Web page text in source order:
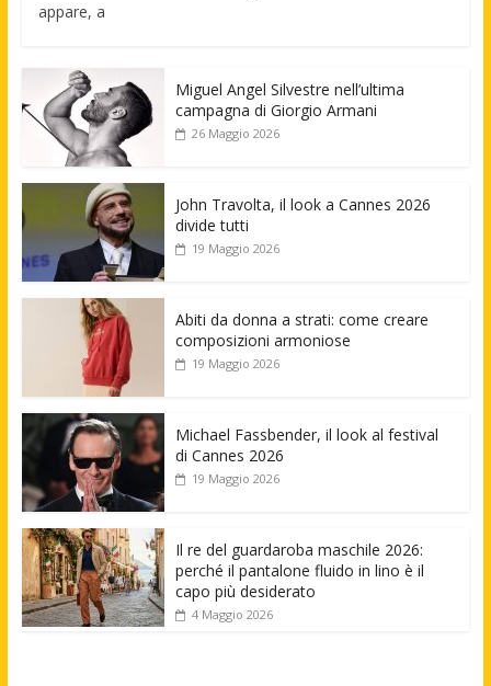
appare, a
Miguel Angel Silvestre nell’ultima
campagna di Giorgio Armani
26 Maggio 2026
John Travolta, il look a Cannes 2026
divide tutti
19 Maggio 2026
Abiti da donna a strati: come creare
composizioni armoniose
19 Maggio 2026
Michael Fassbender, il look al festival
di Cannes 2026
19 Maggio 2026
Il re del guardaroba maschile 2026:
perché il pantalone fluido in lino è il
capo più desiderato
4 Maggio 2026